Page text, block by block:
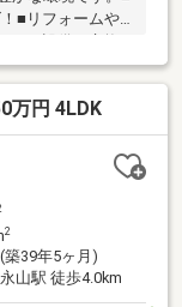
■リフォームや
。■設備の交換
でお気軽にお問
万円 4LDK
2
築39年5ヶ月)
山駅 徒歩4.0km